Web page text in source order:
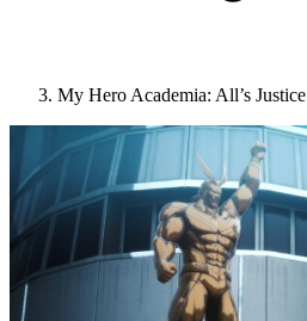
My Hero Academia: All’s Justice